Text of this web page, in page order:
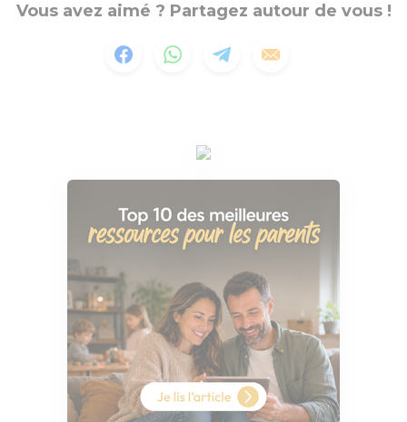
Vous avez aimé ? Partagez autour de vous !